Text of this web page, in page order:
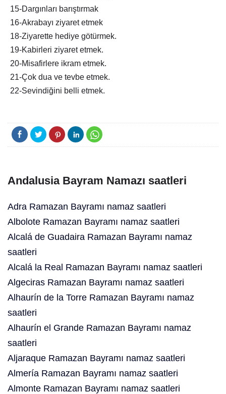
15-Dargınları barıştırmak
16-Akrabayı ziyaret etmek
18-Ziyarette hediye götürmek.
19-Kabirleri ziyaret etmek.
20-Misafirlere ikram etmek.
21-Çok dua ve tevbe etmek.
22-Sevindiğini belli etmek.
Andalusia Bayram Namazı saatleri
Adra Ramazan Bayramı namaz saatleri
Albolote Ramazan Bayramı namaz saatleri
Alcalá de Guadaira Ramazan Bayramı namaz
saatleri
Alcalá la Real Ramazan Bayramı namaz saatleri
Algeciras Ramazan Bayramı namaz saatleri
Alhaurín de la Torre Ramazan Bayramı namaz
saatleri
Alhaurín el Grande Ramazan Bayramı namaz
saatleri
Aljaraque Ramazan Bayramı namaz saatleri
Almería Ramazan Bayramı namaz saatleri
Almonte Ramazan Bayramı namaz saatleri